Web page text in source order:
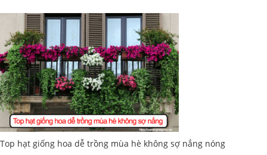
Top hạt giống hoa dễ trồng mùa hè không sợ nắng nóng